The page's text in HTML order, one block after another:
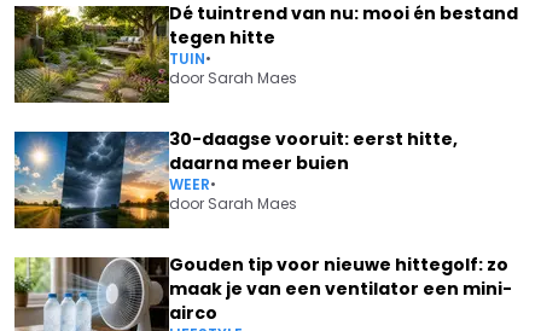
Dé tuintrend van nu: mooi én bestand
tegen hitte
TUIN•
door Sarah Maes
30-daagse vooruit: eerst hitte,
daarna meer buien
WEER•
door Sarah Maes
Gouden tip voor nieuwe hittegolf: zo
maak je van een ventilator een mini-
airco